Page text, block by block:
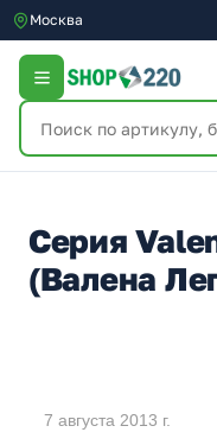
Москва
Серия
(Валена
7 августа 2013 г.